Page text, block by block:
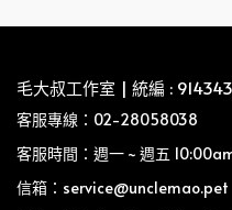
毛大叔工作室 | 統編 :
客服專線：02-28058038
客服時間：週一 ~ 週五
信箱：service@unclemao.pet